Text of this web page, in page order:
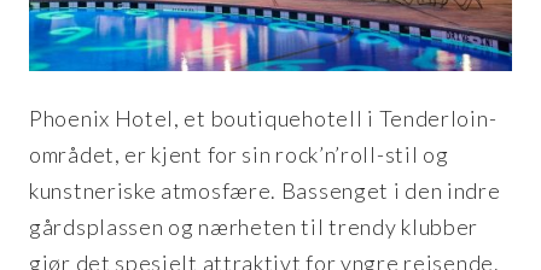
Phoenix Hotel, et boutiquehotell i Tenderloin-
området, er kjent for sin rock’n’roll-stil og
kunstneriske atmosfære. Bassenget i den indre
gårdsplassen og nærheten til trendy klubber
gjør det spesielt attraktivt for yngre reisende.